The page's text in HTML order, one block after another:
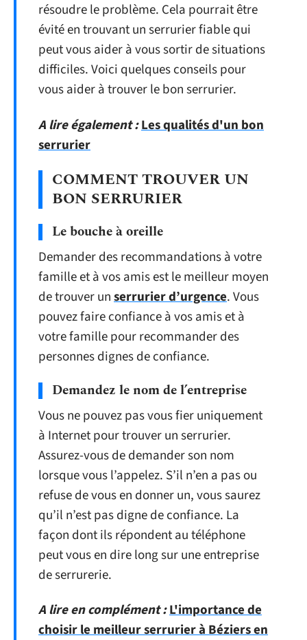
résoudre le problème. Cela pourrait être
évité en trouvant un serrurier fiable qui
peut vous aider à vous sortir de situations
difficiles. Voici quelques conseils pour
vous aider à trouver le bon serrurier.
A lire également :Les qualités d'un bon
serrurier
COMMENT TROUVER UN
BON SERRURIER
Le bouche à oreille
Demander des recommandations à votre
famille et à vos amis est le meilleur moyen
de trouver unserrurier d’urgence. Vous
pouvez faire confiance à vos amis et à
votre famille pour recommander des
personnes dignes de confiance.
Demandez le nom de l’entreprise
Vous ne pouvez pas vous fier uniquement
à Internet pour trouver un serrurier.
Assurez-vous de demander son nom
lorsque vous l’appelez. S’il n’en a pas ou
refuse de vous en donner un, vous saurez
qu’il n’est pas digne de confiance. La
façon dont ils répondent au téléphone
peut vous en dire long sur une entreprise
de serrurerie.
A lire en complément :L'importance de
choisir le meilleur serrurier à Béziers en